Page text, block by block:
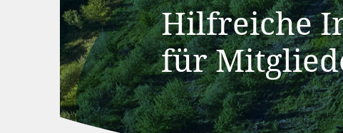
Hilfreiche
für